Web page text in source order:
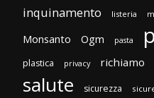
inquinamento listeria
Monsanto Ogm pasta
plastica privacy richiamo
salute sicurezza